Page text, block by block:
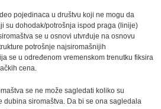
pojedinaca u društvu koji ne mogu da
su dohodak/potrošnja ispod praga (linije)
se u osnovi utvrđuje na osnovu
potrošnje najsiromašnijih
se u određenom vremenskom trenutku fiksira
cena.
se ne može sagledati koliko su
dubina siromaštva. Da bi se ona sagledala